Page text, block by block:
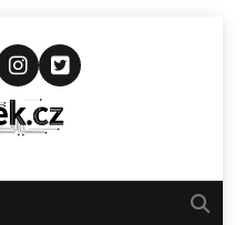
Novinkám